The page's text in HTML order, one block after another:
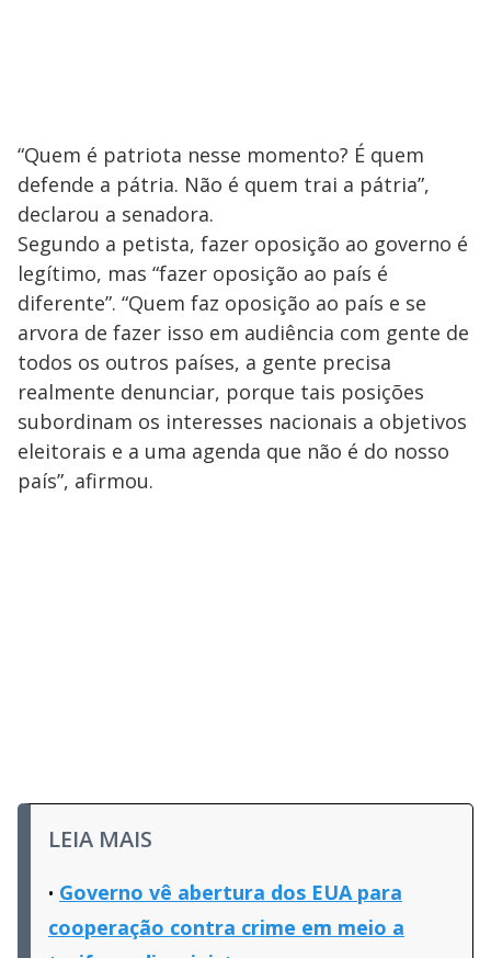
“Quem é patriota nesse momento? É quem
defende a pátria. Não é quem trai a pátria”,
declarou a senadora.
Segundo a petista, fazer oposição ao governo é
legítimo, mas “fazer oposição ao país é
diferente”. “Quem faz oposição ao país e se
arvora de fazer isso em audiência com gente de
todos os outros países, a gente precisa
realmente denunciar, porque tais posições
subordinam os interesses nacionais a objetivos
eleitorais e a uma agenda que não é do nosso
país”, afirmou.
LEIA MAIS
Governo vê abertura dos EUA para
cooperação contra crime em meio a